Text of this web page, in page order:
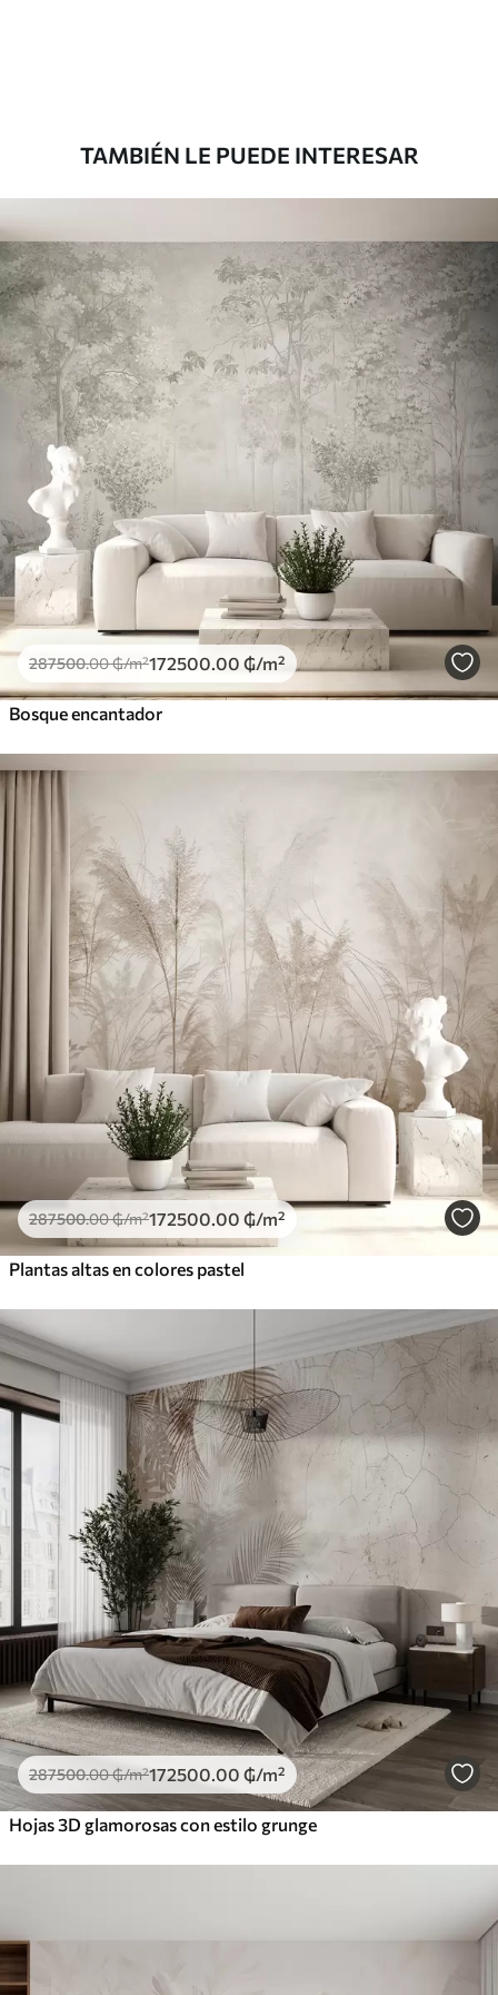
Vinilo Premium
380416.67228250.00₲/m²
TAMBIÉN LE PUEDE INTERESAR
287500.00₲/m²172500 .00 ₲/m²
Bosque encantador
287500.00₲/m²172500 .00 ₲/m²
Plantas altas en colores pastel
287500.00₲/m²172500 .00 ₲/m²
Hojas 3D glamorosas con estilo grunge